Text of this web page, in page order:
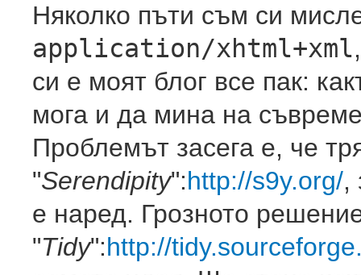
Няколко пъти съм си
application/xhtml+xml
си е моят блог все пак:
мога и да мина на
Проблемът засега е, че
"Serendipity":http://s9y.org/,
е наред. Грозното
"Tidy":http://